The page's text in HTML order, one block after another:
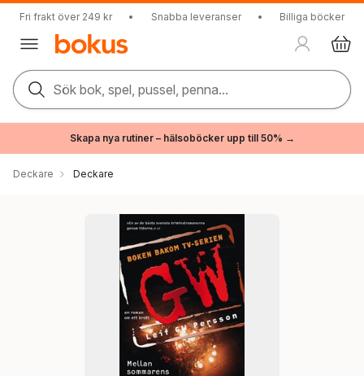
Fri frakt över 249 kr • Snabba leveranser • Billiga böcker
Sök bok, spel, pussel, penna...
Skapa nya rutiner – hälsoböcker upp till 50% →
Deckare Deckare